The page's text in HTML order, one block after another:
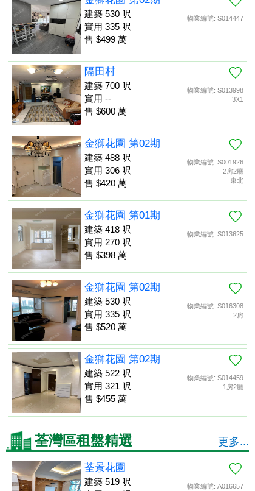
物業編號: S014447
建築 530 呎
實用 335 呎
售 $499 萬
物業編號: S013998
3X1
隔田村
建築 700 呎
實用 --
售 $600 萬
物業編號: S001926
2房2廳
東北
金獅花園 第02期
建築 488 呎
實用 306 呎
售 $420 萬
物業編號: S013625
金獅花園 第01期
建築 418 呎
實用 270 呎
售 $398 萬
物業編號: S016308
2房
金獅花園 第02期
建築 530 呎
實用 335 呎
售 $520 萬
物業編號: S014459
1房2廳
金獅花園 第02期
建築 522 呎
實用 321 呎
售 $455 萬
荃灣區租盤精選 更多...
物業編號: A016657
荃景花園
建築 519 呎